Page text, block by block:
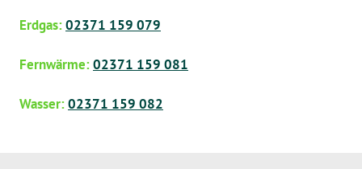
Erdgas:02371 159 079
Fernwärme:02371 159 081
Wasser:02371 159 082